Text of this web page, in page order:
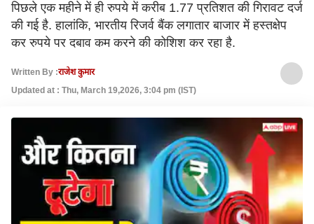
पिछले एक महीने में ही रुपये में करीब 1.77 प्रतिशत की गिरावट दर्ज
की गई है. हालांकि, भारतीय रिजर्व बैंक लगातार बाजार में हस्तक्षेप
कर रुपये पर दबाव कम करने की कोशिश कर रहा है.
Written By :राजेश कुमार
Updated at : Thu, March 19,2026, 3:04 pm (IST)